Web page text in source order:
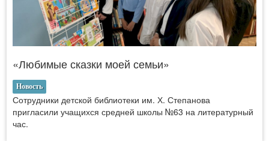
«Любимые сказки моей семьи»
Новость
Сотрудники детской библиотеки им. Х. Степанова
пригласили учащихся средней школы №63 на литературный
час.